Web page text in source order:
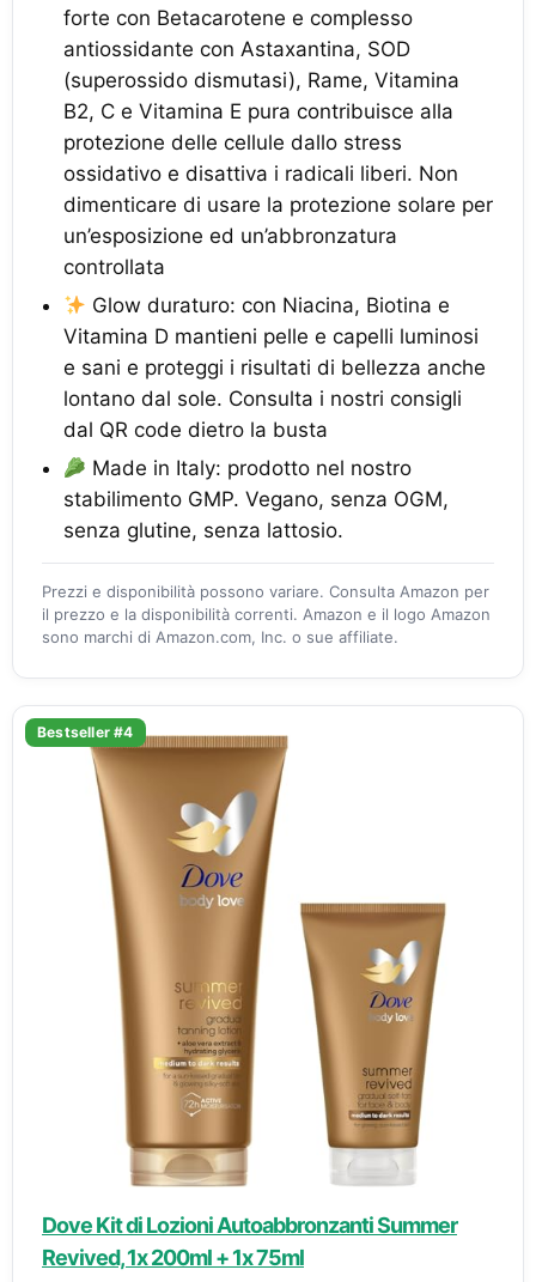
forte con Betacarotene e complesso
antiossidante con Astaxantina, SOD
(superossido dismutasi), Rame, Vitamina
B2, C e Vitamina E pura contribuisce alla
protezione delle cellule dallo stress
ossidativo e disattiva i radicali liberi. Non
dimenticare di usare la protezione solare per
un’esposizione ed un’abbronzatura
controllata
Glow duraturo: con Niacina, Biotina e
Vitamina D mantieni pelle e capelli luminosi
e sani e proteggi i risultati di bellezza anche
lontano dal sole. Consulta i nostri consigli
dal QR code dietro la busta
Made in Italy: prodotto nel nostro
stabilimento GMP. Vegano, senza OGM,
senza glutine, senza lattosio.
Prezzi e disponibilità possono variare. Consulta Amazon per
il prezzo e la disponibilità correnti. Amazon e il logo Amazon
sono marchi di Amazon.com, Inc. o sue affiliate.
Bestseller #4
Dove Kit di Lozioni Autoabbronzanti Summer
Revived, 1x 200ml + 1x 75ml